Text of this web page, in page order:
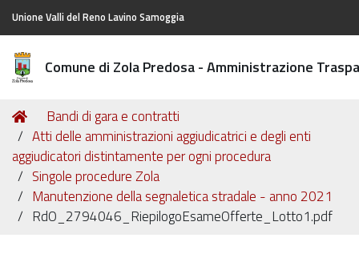
Unione Valli del Reno Lavino Samoggia
Comune di Zola Predosa - Amministrazione
Tu
sei
qui:
Home
Bandi di gara e contratti
Atti delle amministrazioni aggiudicatrici e degli enti
aggiudicatori distintamente per ogni procedura
Singole procedure Zola
Manutenzione della segnaletica stradale - anno 2021
RdO_2794046_RiepilogoEsameOfferte_Lotto1.pdf